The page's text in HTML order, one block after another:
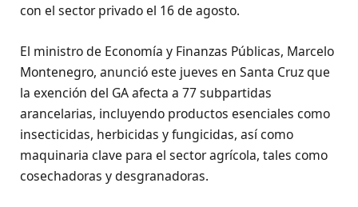
con el sector privado el 16 de agosto.
El ministro de Economía y Finanzas Públicas, Marcelo
Montenegro, anunció este jueves en Santa Cruz que
la exención del GA afecta a 77 subpartidas
arancelarias, incluyendo productos esenciales como
insecticidas, herbicidas y fungicidas, así como
maquinaria clave para el sector agrícola, tales como
cosechadoras y desgranadoras.